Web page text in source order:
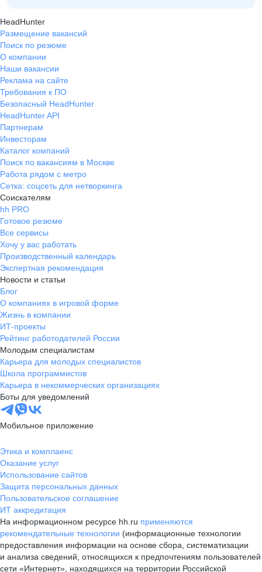
HeadHunter
Размещение вакансий
Поиск по резюме
О компании
Наши вакансии
Реклама на сайте
Требования к ПО
Безопасный HeadHunter
HeadHunter API
Партнерам
Инвесторам
Каталог компаний
Поиск по вакансиям в Москве
Работа рядом с метро
Сетка: соцсеть для нетворкинга
Соискателям
hh PRO
Готовое резюме
Все сервисы
Хочу у вас работать
Производственный календарь
Экспертная рекомендация
Новости и статьи
Блог
О компаниях в игровой форме
Жизнь в компании
ИТ-проекты
Рейтинг работодателей России
Молодым специалистам
Карьера для молодых специалистов
Школа программистов
Карьера в некоммерческих организациях
Боты для уведомлений
Мобильное приложение
Этика и комплаенс
Оказание услуг
Использование сайтов
Защита персональных данных
Пользовательское соглашение
ИТ аккредитация
На информационном ресурсе hh.ru применяются
рекомендательные технологии (информационные технологии
предоставления информации на основе сбора, систематизации
и анализа сведений, относящихся к предпочтениям пользователей
сети «Интернет», находящихся на территории Российской